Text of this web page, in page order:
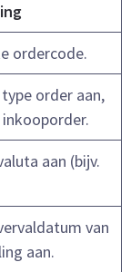
ordercode.
order aan,
aan (bijv.
van
aan.